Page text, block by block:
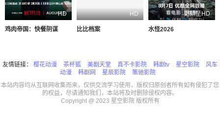
HD
鸡肉帝国：快餐阴谋
HD
比比档案
更新至HD
水怪2026
友情链接： 樱花动漫 茶杯狐 美剧天堂 真不卡影院 韩剧tv 星空影院
风车
动漫
韩剧网 星辰影院
策驰影院
本站内容均从互联网收集而来，仅供交流学习使用，版权归原创者所有如有侵犯了您
的权益，尽请通知我们，本站将及时删除侵权内容。
Copyright @ 2023 星空影院 版权所有